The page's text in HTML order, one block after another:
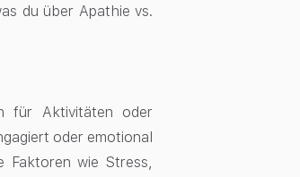
du über Apathie vs.
für Aktivitäten oder
oder emotional
wie Stress,